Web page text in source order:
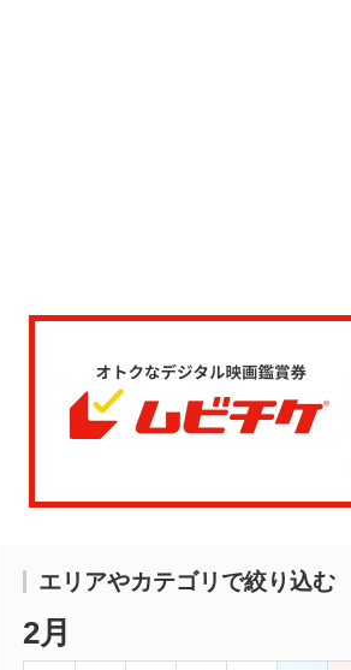
エリアやカテゴリで絞り込む
2月